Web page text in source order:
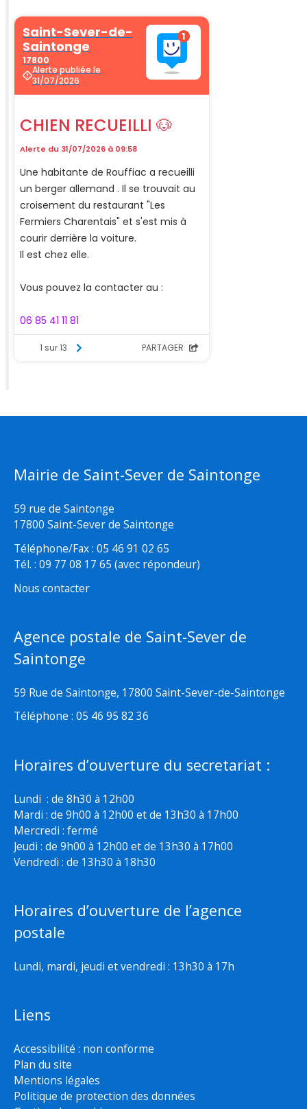
Mairie de Saint-Sever de Saintonge
59 rue de Saintonge
17800 Saint-Sever de Saintonge
Téléphone/Fax : 05 46 91 02 65
Tél. : 09 77 08 17 65 (avec répondeur)
Nous contacter
Agence postale de Saint-Sever de
Saintonge
59 Rue de Saintonge, 17800 Saint-Sever-de-Saintonge
Téléphone : 05 46 95 82 36
Horaires d’ouverture du secretariat :
Lundi : de 8h30 à 12h00
Mardi : de 9h00 à 12h00 et de 13h30 à 17h00
Mercredi : fermé
Jeudi : de 9h00 à 12h00 et de 13h30 à 17h00
Vendredi : de 13h30 à 18h30
Horaires d’ouverture de l’agence
postale
Lundi, mardi, jeudi et vendredi : 13h30 à 17h
Liens
Accessibilité : non conforme
Plan du site
Mentions légales
Politique de protection des données